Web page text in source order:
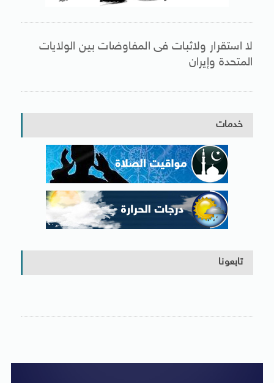
لا استقرار ولاثبات فى المفاوضات بين الولايات
المتحدة وإيران
خدمات
تابعونا